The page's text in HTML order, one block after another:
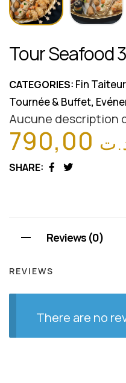
Tour Seafood
CATEGORIES: Fin Taiteur
Tournée & Buffet,
Aucune description
SHARE:
Facebook
Twitter
Reviews (0)
REVIEWS
There are no